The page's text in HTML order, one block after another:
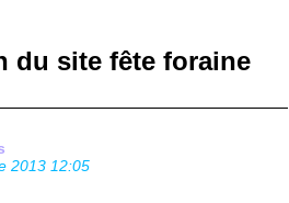
du site fête foraine
2013 12:05